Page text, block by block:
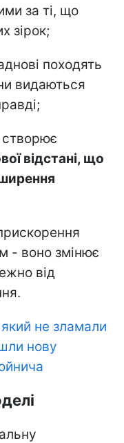
за ті, що
зірок;
походять
видаються
створює
відстані, що
- воно змінює
від
не зламали
нову